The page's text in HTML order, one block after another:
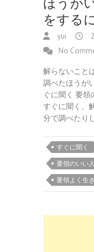
をする
yui
No
解らないこと
調べたほうが
ぐに聞く 要
すぐに聞く、
分で調べたり
すぐに聞く
要領のいい
要領よく生